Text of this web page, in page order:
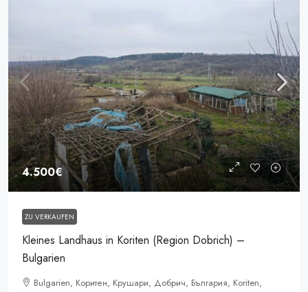
4.500€
ZU VERKAUFEN
Kleines Landhaus in Koriten (Region Dobrich) –
Bulgarien
Bulgarien, Коритен, Крушари, Добрич, България, Koriten,